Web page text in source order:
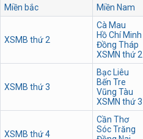
Miền bắc Miền Nam
XSMB thứ 2
Cà Mau
Hồ Chí Minh
Đồng Tháp
XSMN thứ 2
XSMB thứ 3
Bạc Liêu
Bến Tre
Vũng Tàu
XSMN thứ 3
XSMB thứ 4
Cần Thơ
Sóc Trăng